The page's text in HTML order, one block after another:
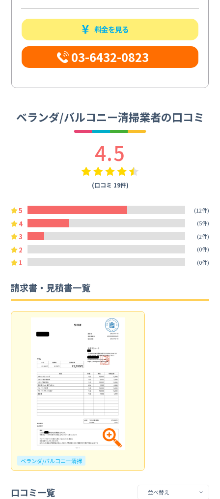
料金を見る
03-6432-0823
ベランダ/バルコニー清掃業者の口コミ
4.5
(口コミ 19件)
5 (12件)
4 (5件)
3 (2件)
2 (0件)
1 (0件)
請求書・見積書一覧
ベランダ/バルコニー清掃
口コミ一覧